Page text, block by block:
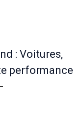
: Voitures,
performance